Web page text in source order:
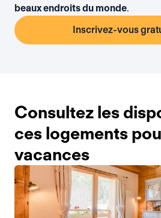
beaux endroits du monde.
Inscrivez-vous
Consultez les
ces logements
vacances